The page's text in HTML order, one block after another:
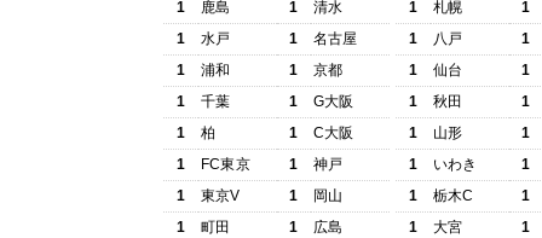
1 鹿島 1
清水
1
水戸 1
名古屋
1
浦和 1
京都
1
千葉 1
G大阪
1
柏 1
C大阪
1
FC東京 1
神戸
1
東京V 1
岡山
1
町田 1
広島
1 札幌
1
1
八戸
1
1
仙台
1
1
秋田
1
1
山形
1
1
いわき
1
1
栃木C
1
1
大宮
1